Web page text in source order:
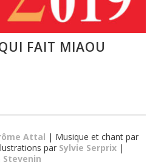
FAIT MIAOU
Attal | Musique et chant par
par Sylvie Serprix |
Stevenin